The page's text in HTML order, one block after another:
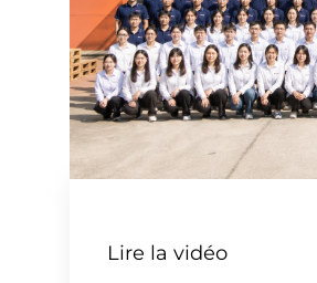
Lire la vidéo